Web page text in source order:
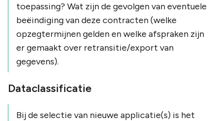
toepassing? Wat zijn de gevolgen van eventuele
beëindiging van deze contracten (welke
opzegtermijnen gelden en welke afspraken zijn
er gemaakt over retransitie/export van
gegevens).
Dataclassificatie
Bij de selectie van nieuwe applicatie(s) is het